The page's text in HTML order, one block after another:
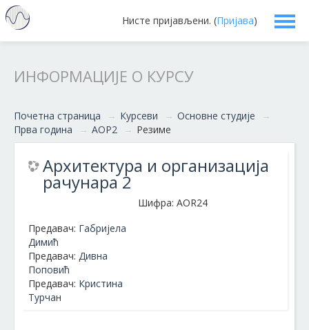
Нисте пријављени. (Пријава)
ИНФОРМАЦИЈЕ О КУРСУ
Почетна страница → Курсеви → Основне студије
→
Прва година
→ АОР2 → Резиме
Архитектура и организација
рачунара 2
Шифра: AOR24
Предавач: Габријела
Димић
Предавач: Дивна
Поповић
Предавач: Кристина
Турчан